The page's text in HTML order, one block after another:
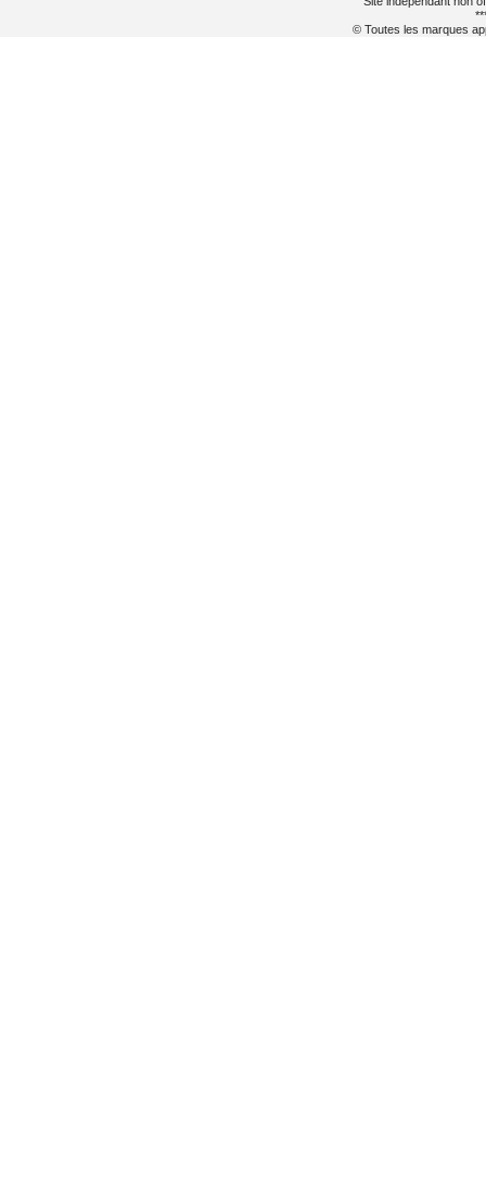
© Toutes les marques